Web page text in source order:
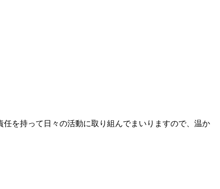
を持って日々の活動に取り組んでまいりますので、温か